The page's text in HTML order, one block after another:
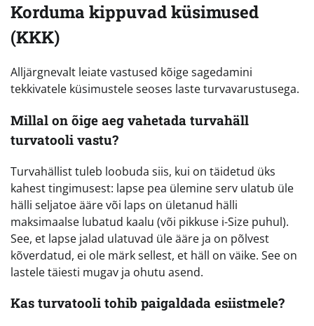
Korduma kippuvad küsimused
(KKK)
Alljärgnevalt leiate vastused kõige sagedamini
tekkivatele küsimustele seoses laste turvavarustusega.
Millal on õige aeg vahetada turvahäll
turvatooli vastu?
Turvahällist tuleb loobuda siis, kui on täidetud üks
kahest tingimusest: lapse pea ülemine serv ulatub üle
hälli seljatoe ääre või laps on ületanud hälli
maksimaalse lubatud kaalu (või pikkuse i-Size puhul).
See, et lapse jalad ulatuvad üle ääre ja on põlvest
kõverdatud, ei ole märk sellest, et häll on väike. See on
lastele täiesti mugav ja ohutu asend.
Kas turvatooli tohib paigaldada esiistmele?